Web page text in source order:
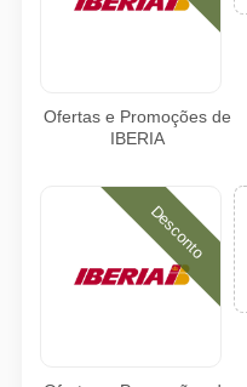
Ofertas e Promoções de
IBERIA
Desconto